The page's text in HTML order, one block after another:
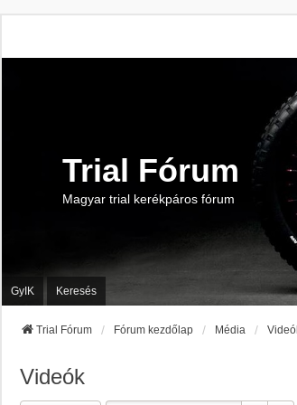
Trial Fórum
Magyar trial kerékpáros fórum
GyIK Keresés
Trial Fórum Fórum kezdőlap Média
Videók